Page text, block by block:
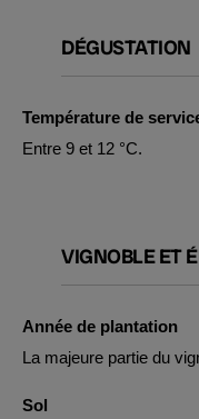
DÉGUSTATION
Température de
Entre 9 et 12 °C.
VIGNOBLE ET
Année de plantation
La majeure partie du
Sol